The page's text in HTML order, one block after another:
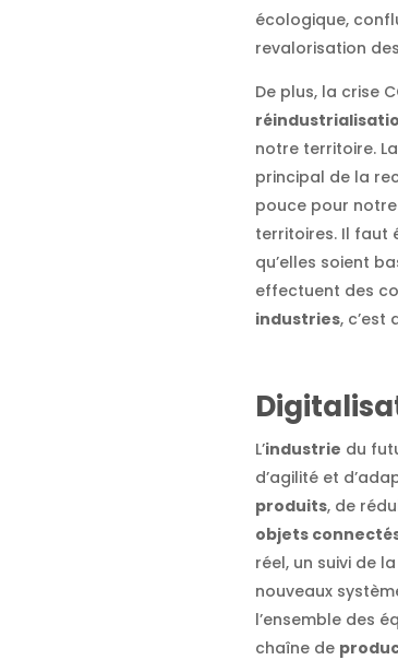
écologique,
revalorisation
De plus, la crise
notre territoire.
principal de la
pouce pour
territoires. Il faut
qu’elles soient
effectuent des
industries, c’est
L’industrie du
d’agilité et
produits, de
objets
réel, un suivi de la
nouveaux
l’ensemble des
chaîne de